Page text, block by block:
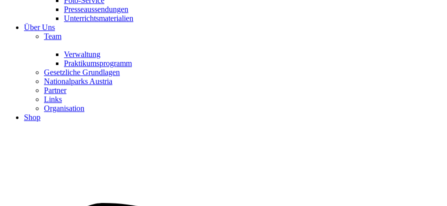
Presseaussendungen
Unterrichtsmaterialien
Über Uns
Team
Verwaltung
Praktikumsprogramm
Gesetzliche Grundlagen
Nationalparks Austria
Partner
Links
Organisation
Shop